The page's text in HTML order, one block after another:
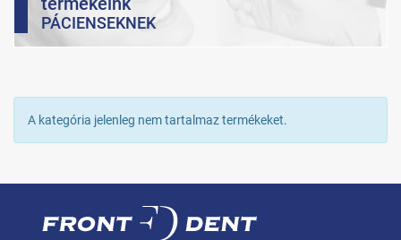
PÁCIENSEKNEK
A kategória jelenleg nem tartalmaz termékeket.